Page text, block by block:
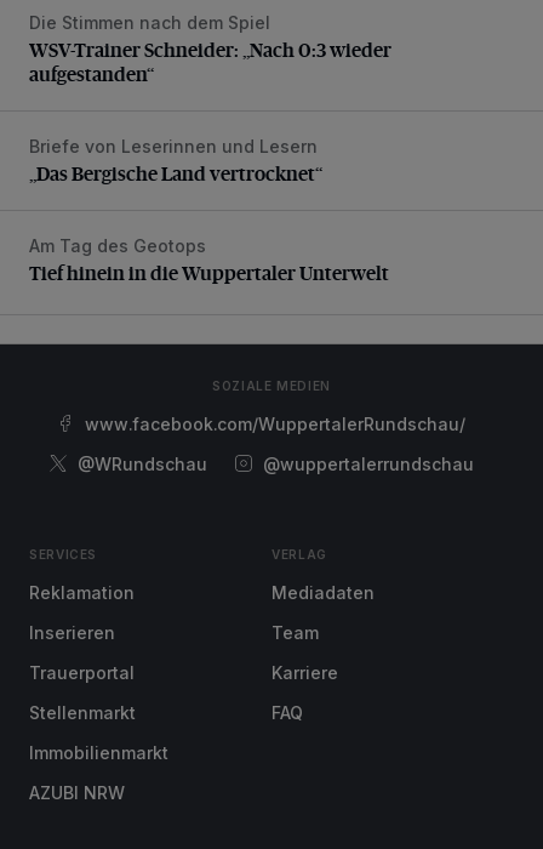
WSV-Trainer Schneider: „Nach 0:3 wieder aufgestanden“
Die Stimmen nach dem Spiel
WSV-Trainer Schneider: „Nach 0:3 wieder
aufgestanden“
„Das Bergische Land vertrocknet“
Briefe von Leserinnen und Lesern
„Das Bergische Land vertrocknet“
Tief hinein in die Wuppertaler Unterwelt
Am Tag des Geotops
Tief hinein in die Wuppertaler Unterwelt
SOZIALE MEDIEN
www.facebook.com/WuppertalerRundschau/
@WRundschau
@wuppertalerrundschau
SERVICES
Reklamation
Inserieren
Trauerportal
Stellenmarkt
Immobilienmarkt
AZUBI NRW
VERLAG
Mediadaten
Team
Karriere
FAQ